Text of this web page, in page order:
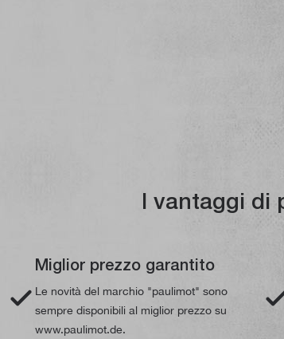
I vantaggi di
Miglior prezzo garantito
Le novità del marchio "paulimot" sono
sempre disponibili al miglior prezzo su
www.paulimot.de.